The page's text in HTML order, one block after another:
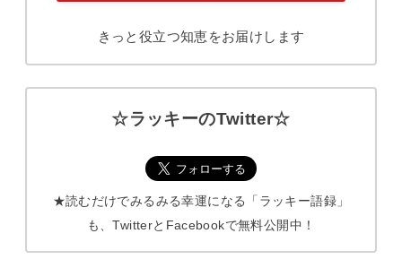
きっと役立つ知恵をお届けします
☆ラッキーのTwitter☆
★読むだけでみるみる幸運になる「ラッキー語録」
も、TwitterとFacebookで無料公開中！